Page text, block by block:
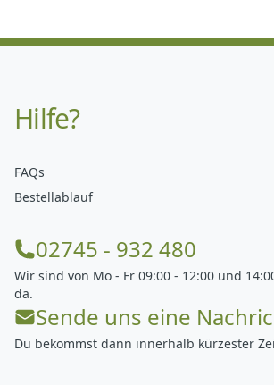
Hilfe?
FAQs
Bestellablauf
02745 - 932 480
Wir sind von Mo - Fr 09:00 - 12:00 und
da.
Sende uns eine
Du bekommst dann innerhalb kürzester